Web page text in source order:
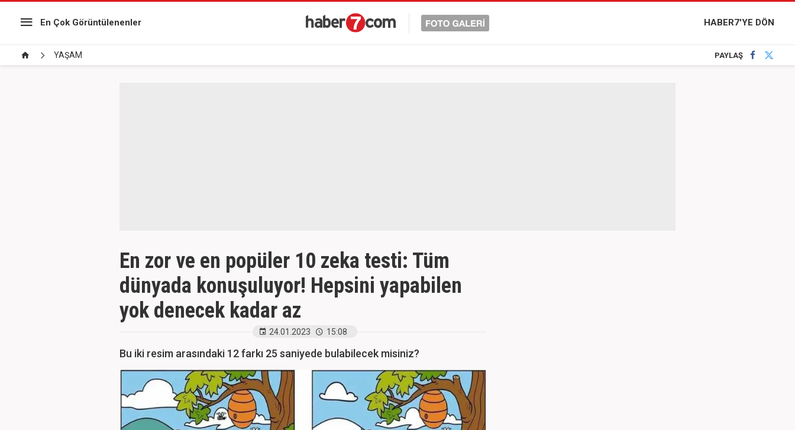
En Çok Görüntülenenler HABER7'YE DÖN
YAŞAM PAYLAŞ
En zor ve en popüler 10 zeka testi: Tüm
dünyada konuşuluyor! Hepsini yapabilen
yok denecek kadar az
24.01.2023 15:08
Bu iki resim arasındaki 12 farkı 25 saniyede bulabilecek misiniz?